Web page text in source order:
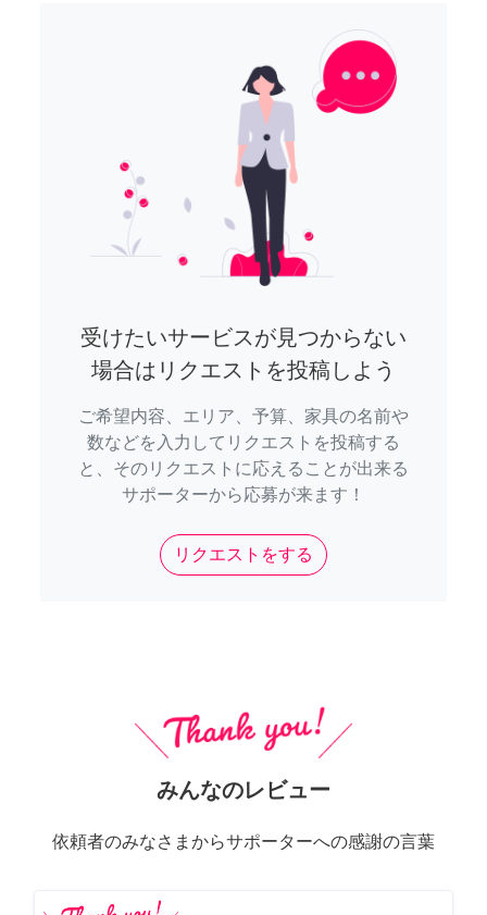
受けたいサービスが見つからない
場合はリクエストを投稿しよう
ご希望内容、エリア、予算、家具の名前や
数などを入力してリクエストを投稿する
と、そのリクエストに応えることが出来る
サポーターから応募が来ます！
リクエストをする
みんなのレビュー
依頼者のみなさまからサポーターへの感謝の言葉